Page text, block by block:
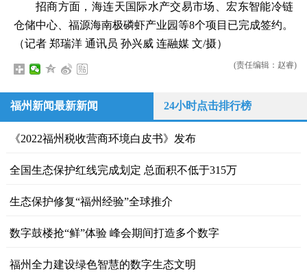
招商方面，海连天国际水产交易市场、宏东智能冷链
仓储中心、福源海南极磷虾产业园等8个项目已完成签约。
（记者 郑瑞洋 通讯员 孙兴威 连融媒 文/摄）
(责任编辑：赵睿)
福州新闻最新新闻 24小时点击排行榜
《2022福州税收营商环境白皮书》发布
全国生态保护红线完成划定 总面积不低于315万
生态保护修复“福州经验”全球推介
数字鼓楼抢“鲜”体验 峰会期间打造多个数字
福州全力建设绿色智慧的数字生态文明